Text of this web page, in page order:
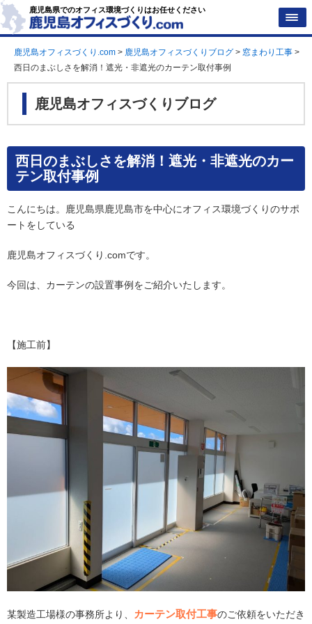
鹿児島県でのオフィス環境づくりはお任せください
鹿児島オフィスづくり.com > 鹿児島オフィスづくりブログ > 窓まわり工事 >
西日のまぶしさを解消！遮光・非遮光のカーテン取付事例
鹿児島オフィスづくりブログ
西日のまぶしさを解消！遮光・非遮光のカー
テン取付事例
こんにちは。鹿児島県鹿児島市を中心にオフィス環境づくりのサポ
ートをしている
鹿児島オフィスづくり.comです。
今回は、カーテンの設置事例をご紹介いたします。
【施工前】
某製造工場様の事務所より、 カーテン取付工事のご依頼をいただき